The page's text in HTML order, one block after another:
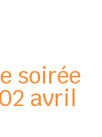
soirée
avril